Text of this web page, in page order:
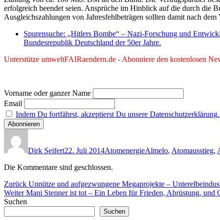
erfolgreich beendet seien. Ansprüche im Hinblick auf die durch die
Ausgleichszahlungen von Jahresfehlbeträgen sollten damit nach
Spurensuche: „Hitlers Bombe“ – Nazi-Forschung und
Bundesrepublik Deutschland der 50er Jahre.
Unterstütze umweltFAIRaendern.de - Abonniere den kostenlosen
Vorname oder ganzer Name
Email
Indem Du fortfährst, akzeptierst Du unsere Datenschutzerklärung.
Dirk Seifert22. Juli 2014AtomenergieAlmelo, Atomausstieg,
Die Kommentare sind geschlossen.
Beitragsnavigation
Zurück Vorheriger
Beitrag:
Unnütze und aufgezwungene Megaprojekte –
Weiter Nächster
Beitrag:
Mani Stenner ist tot – Ein Leben für Frieden, Abrüstung, und
Suchen
Suchen